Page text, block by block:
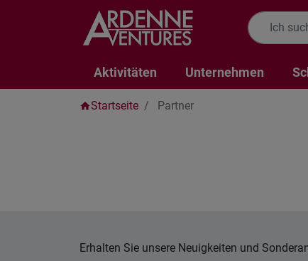
Aktivitäten Unternehmen
homeStartseite Partner
Erhalten Sie unsere Neuigkeiten und